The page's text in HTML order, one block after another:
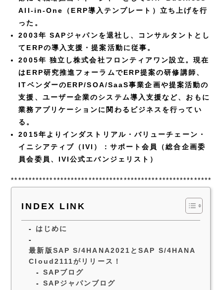
All-in-One（ERP導入テンプレート）立ち上げを行
った。
2003年 SAPジャパンを退社し、コンサルタントとし
てERPの導入支援・提案活動に従事。
2005年 独立し株式会社フロンティアワン設立。現在
はERP研究推進フォーラムでERP提案の研修講師、
ITベンダーのERP/SOA/SaaS事業企画や提案活動の
支援、ユーザー企業のシステム導入支援など、おもに
業務アプリケーションに関わるビジネスを行ってい
る。
2015年よりインダストリアル・バリューチェーン・
イニシアティブ（IVI）：サポート会員（総合企画委
員会委員、IVI公式エバンジェリスト）
INDEX LINK
はじめに
最新版SAP S/4HANA2021とSAP S/4HANA
Cloud2111がリリース！
SAPブログ
SAPジャパンブログ